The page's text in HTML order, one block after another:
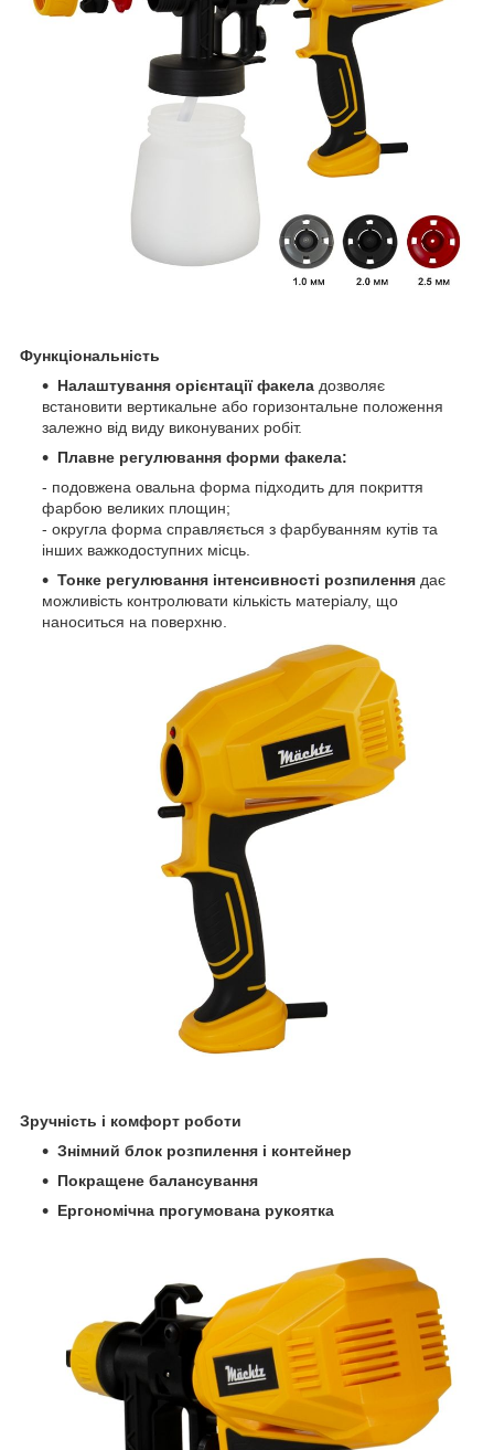
Функціональність
Налаштування орієнтації факела дозволяє
встановити вертикальне або горизонтальне положення
залежно від виду виконуваних робіт.
Плавне регулювання форми факела:
- подовжена овальна форма підходить для покриття
фарбою великих площин;
- округла форма справляється з фарбуванням кутів та
інших важкодоступних місць.
Тонке регулювання інтенсивності розпилення дає
можливість контролювати кількість матеріалу, що
наноситься на поверхню.
Зручність і комфорт роботи
Знімний блок розпилення і контейнер
Покращене балансування
Ергономічна прогумована рукоятка